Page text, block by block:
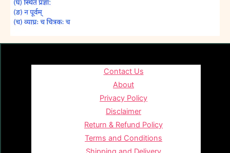
Contact Us
About
Privacy Policy
Disclaimer
Return & Refund Policy
Terms and Conditions